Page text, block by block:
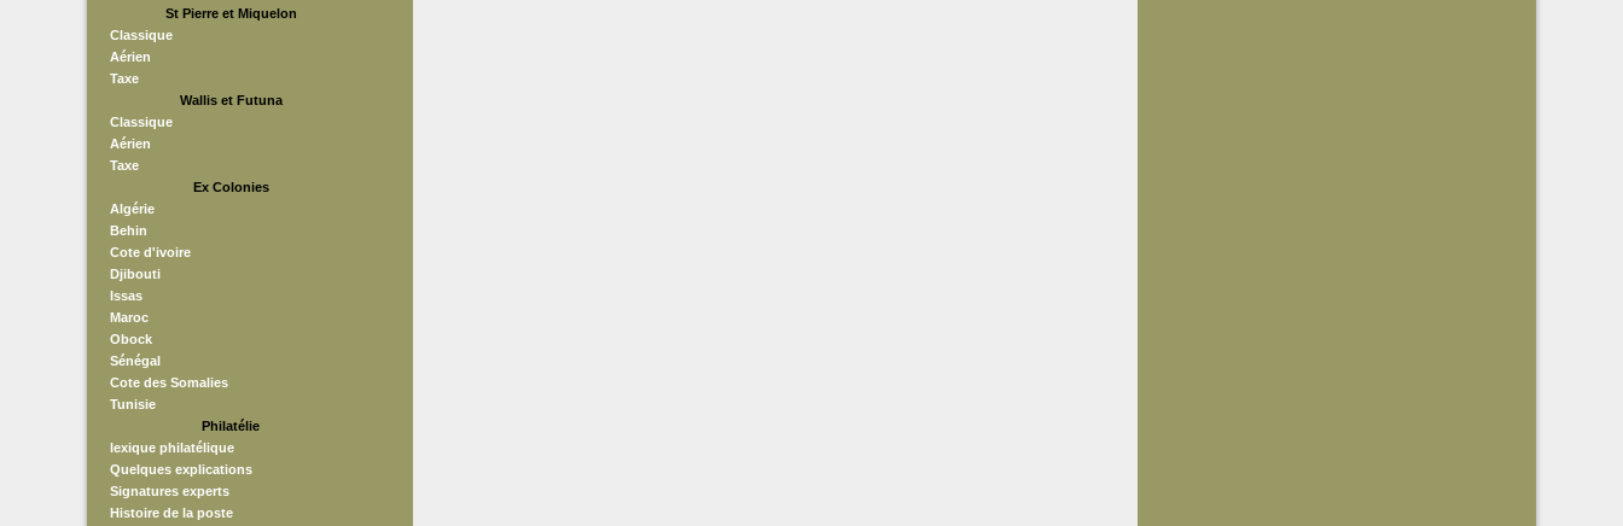
St Pierre et Miquelon
Classique
Aérien
Taxe
Wallis et Futuna
Classique
Aérien
Taxe
Ex Colonies
Algérie
Behin
Cote d'ivoire
Djibouti
Issas
Maroc
Obock
Sénégal
Cote des Somalies
Tunisie
Philatélie
lexique philatélique
Quelques explications
Signatures experts
Histoire de la poste